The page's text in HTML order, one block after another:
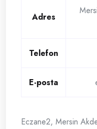
Adres
Telefon
E-posta
Eczane2, Mersin